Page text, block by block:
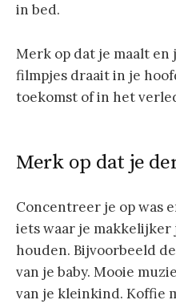
in bed.
Merk op dat je maalt en
filmpjes draait in je
toekomst of in het
Merk op dat je
Concentreer je op was
iets waar je
houden. Bijvoorbeeld
van je baby. Mooie
van je kleinkind. Koffie